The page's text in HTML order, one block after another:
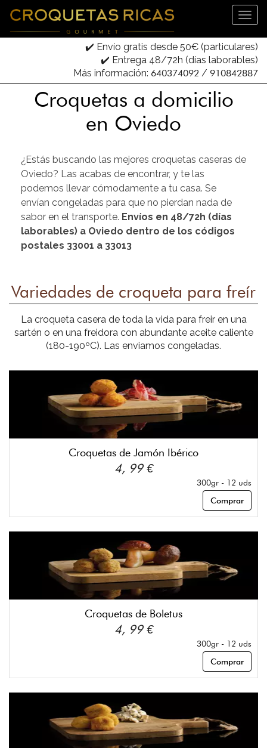
✔️ Envío gratis desde 50€ (particulares)
✔️ Entrega 48/72h (días laborables)
Más información: 640374092 / 910842887
Croquetas a domicilio
en Oviedo
¿Estás buscando las mejores croquetas caseras de
Oviedo? Las acabas de encontrar, y te las
podemos llevar cómodamente a tu casa. Se
envían congeladas para que no pierdan nada de
sabor en el transporte. Envíos en 48/72h (días
laborables) a Oviedo dentro de los códigos
postales 33001 a 33013
Variedades de croqueta para freír
La croqueta casera de toda la vida para freir en una
sartén o en una freidora con abundante aceite caliente
(180-190ºC). Las enviamos congeladas.
Croquetas de Jamón Ibérico
4, 99 €
300gr - 12 uds
Comprar
Croquetas de Boletus
4, 99 €
300gr - 12 uds
Comprar